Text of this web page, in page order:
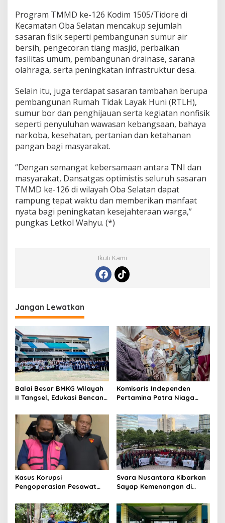
Program TMMD ke-126 Kodim 1505/Tidore di
Kecamatan Oba Selatan mencakup sejumlah
sasaran fisik seperti pembangunan sumur air
bersih, pengecoran tiang masjid, perbaikan
fasilitas umum, pembangunan drainase, sarana
olahraga, serta peningkatan infrastruktur desa.
Selain itu, juga terdapat sasaran tambahan berupa
pembangunan Rumah Tidak Layak Huni (RTLH),
sumur bor dan penghijauan serta kegiatan nonfisik
seperti penyuluhan wawasan kebangsaan, bahaya
narkoba, kesehatan, pertanian dan ketahanan
pangan bagi masyarakat.
“Dengan semangat kebersamaan antara TNI dan
masyarakat, Dansatgas optimistis seluruh sasaran
TMMD ke-126 di wilayah Oba Selatan dapat
rampung tepat waktu dan memberikan manfaat
nyata bagi peningkatan kesejahteraan warga,”
pungkas Letkol Wahyu. (*)
Ikuti Kami
Jangan Lewatkan
Balai Besar BMKG Wilayah
II Tangsel, Edukasi Bencana
kepada pelajar UPTD SMPN
23
Komisaris Independen
Pertamina Patra Niaga
Mitra Binaan dengan
Sentuhan Kemanusiaan dan
Keberlanjutan
Kasus Korupsi
Pengoperasian Pesawat
Development Ditetapkan
Tersangka
Svara Nusantara Kibarkan
Sayap Kemenangan di